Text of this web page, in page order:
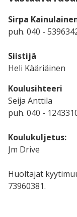
Sirpa
puh. 040 -
Siistijä
Heli Kääriäinen
Koulusihteeri
Seija Anttila
puh. 040 -
Koulukuljetus:
Jm Drive
Huoltajat
73960381.